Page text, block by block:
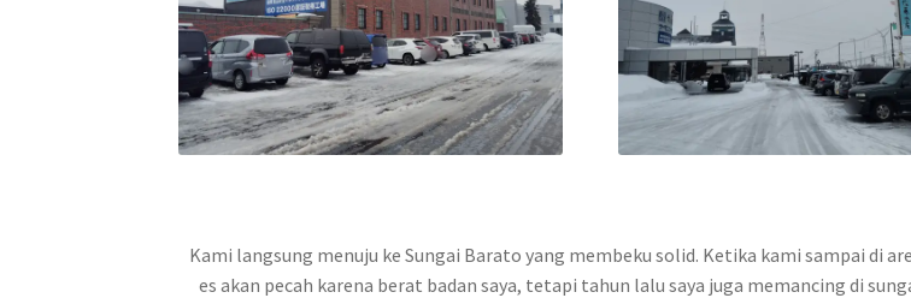
Kami langsung menuju ke Sungai Barato yang membeku solid. Ketika kami sampai di
es akan pecah karena berat badan saya, tetapi tahun lalu saya juga memancing di